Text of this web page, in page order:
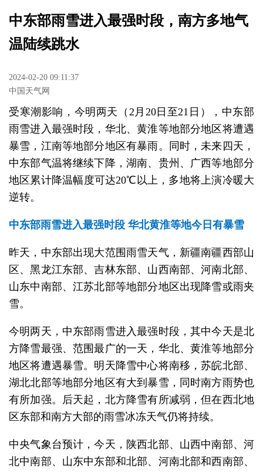
中东部雨雪进入最强时段，南方多地气
温陆续跳水
2024-02-20 09:11:37
中国天气网
受寒潮影响，今明两天（2月20日至21日），中东部
雨雪进入最强时段，华北、黄淮等地部分地区将遭遇
暴雪，江南等地部分地区有暴雨。同时，未来四天，
中东部气温将继续下降，湖南、贵州、广西等地部分
地区累计降温幅度可达20℃以上，多地将上演冷暖大
逆转。
中东部雨雪进入最强时段 华北黄淮等地今日有暴雪
昨天，中东部出现大范围雨雪天气，新疆南疆西部山
区、黑龙江东部、吉林东部、山西南部、河南北部、
山东中南部、江苏北部等地部分地区出现降雪或雨夹
雪。
今明两天，中东部雨雪进入最强时段，其中今天是北
方降雪最强、范围最广的一天，华北、黄淮等地部分
地区将遭遇暴雪。明天降雪中心将南移，苏皖北部、
湖北北部等地部分地区有大到暴雪，同时南方雨势也
有所加强。后天起，北方降雪有所减弱，但在西北地
区东部和南方大部的雨雪冰冻天气仍将持续。
中央气象台预计，今天，陕西北部、山西中南部、河
北中南部、山东中东部和北部、河南北部和西南部、